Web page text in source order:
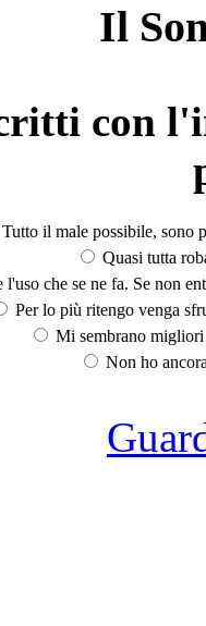
Il
con
Tutto il male possibile, sono
Quasi tutta
che se ne fa. Se non
Per lo più ritengo venga
Mi sembrano
Non ho